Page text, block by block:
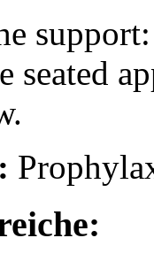
seated